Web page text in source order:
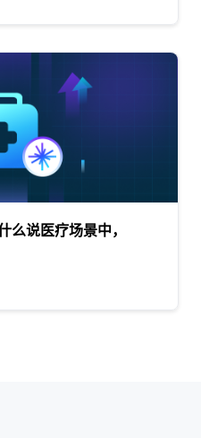
么说医疗场景中，